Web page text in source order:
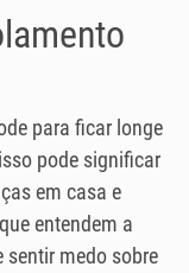
para ficar longe
pode significar
em casa e
entendem a
sentir medo sobre